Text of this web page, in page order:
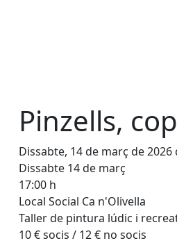
Pinzells,
Dissabte, 14 de març de 2026
Dissabte 14 de març
17:00 h
Local Social Ca n'Olivella
Taller de pintura lúdic i
10 € socis / 12 € no socis